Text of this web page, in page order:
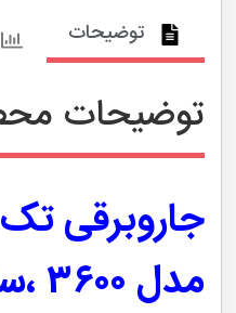
توضیحات
توضیحات
جاروبرقی تک
مدل